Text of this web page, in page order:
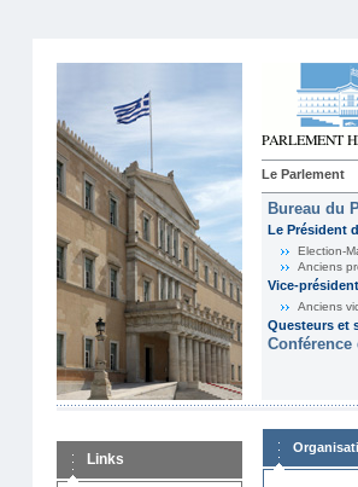
Le Parlement
Bureau du
Le Président
Election-
Anciens
Vice-
Anciens
Questeurs et
Links